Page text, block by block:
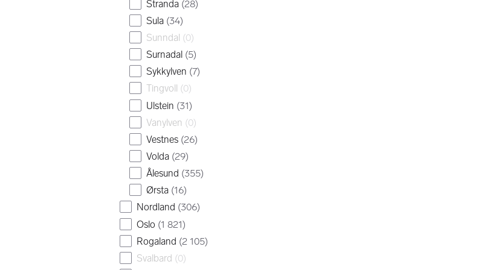
Stranda (28)
Sula (34)
Sunndal (0)
Surnadal (5)
Sykkylven (7)
Tingvoll
(0)
Ulstein (31)
Vanylven (0)
Vestnes (26)
Volda (29)
Ålesund (355)
Ørsta (16)
Nordland (306)
Oslo (1 821)
Rogaland (2 105)
Svalbard (0)